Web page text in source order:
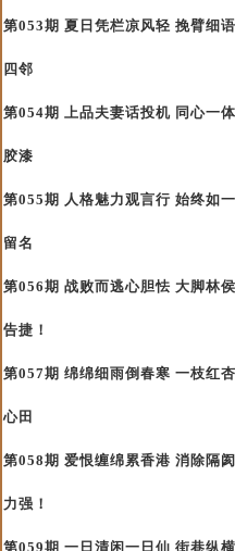
第053期 夏日凭栏凉风轻 挽臂细
四邻
第054期 上品夫妻话投机 同心一
胶漆
第055期 人格魅力观言行 始终如
留名
第056期 战败而逃心胆怯 大脚林
告捷！
第057期 绵绵细雨倒春寒 一枝红
心田
第058期 爱恨缠绵累香港 消除隔
力强！
第059期 一日清闲一日仙 街巷纵